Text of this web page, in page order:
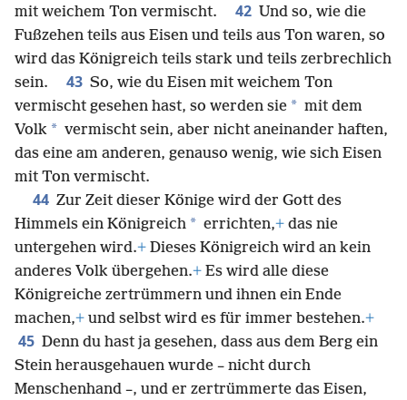
mit weichem Ton vermischt.
42 Und so, wie die
Fußzehen teils aus Eisen und teils aus Ton waren, so
wird das Königreich teils stark und teils zerbrechlich
sein.
43 So, wie du Eisen mit weichem Ton
vermischt gesehen hast, so werden sie * mit dem
Volk * vermischt sein, aber nicht aneinander haften,
das eine am anderen, genauso wenig, wie sich Eisen
mit Ton vermischt.
44 Zur Zeit dieser Könige wird der Gott des
Himmels ein Königreich * errichten,+ das nie
untergehen wird.+ Dieses Königreich wird an kein
anderes Volk übergehen.+ Es wird alle diese
Königreiche zertrümmern und ihnen ein Ende
machen,+ und selbst wird es für immer bestehen.+
45 Denn du hast ja gesehen, dass aus dem Berg ein
Stein herausgehauen wurde – nicht durch
Menschenhand –, und er zertrümmerte das Eisen,